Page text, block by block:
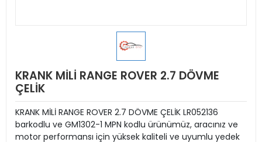
KRANK MİLİ RANGE ROVER 2.7 DÖVME
ÇELİK
KRANK MİLİ RANGE ROVER 2.7 DÖVME ÇELİK LR052136
barkodlu ve GM1302-1 MPN kodlu ürünümüz, aracınız ve
motor performansı için yüksek kaliteli ve uyumlu yedek